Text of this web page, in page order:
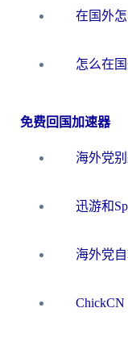
免费回国加速器